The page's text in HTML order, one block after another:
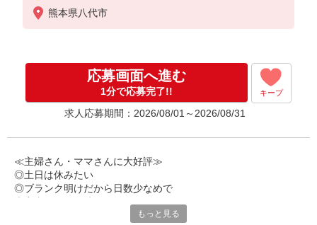
★週払いOK（規定あり）
熊本県八代市
応募画面へ進む
1分で応募完了!! キープ
求人応募期間：2026/08/01～2026/08/31
≪主婦さん・ママさんに大好評≫
◎土日は休みたい
◎ブランク明けだから日数少なめで
もっと見る